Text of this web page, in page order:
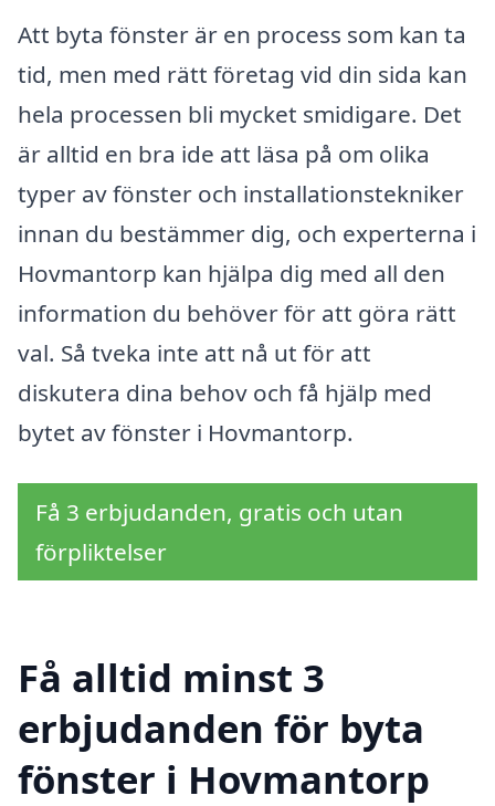
Att byta fönster är en process som kan ta
tid, men med rätt företag vid din sida kan
hela processen bli mycket smidigare. Det
är alltid en bra ide att läsa på om olika
typer av fönster och installationstekniker
innan du bestämmer dig, och experterna i
Hovmantorp kan hjälpa dig med all den
information du behöver för att göra rätt
val. Så tveka inte att nå ut för att
diskutera dina behov och få hjälp med
bytet av fönster i Hovmantorp.
Få 3 erbjudanden, gratis och utan
förpliktelser
Få alltid minst 3
erbjudanden för byta
fönster i Hovmantorp